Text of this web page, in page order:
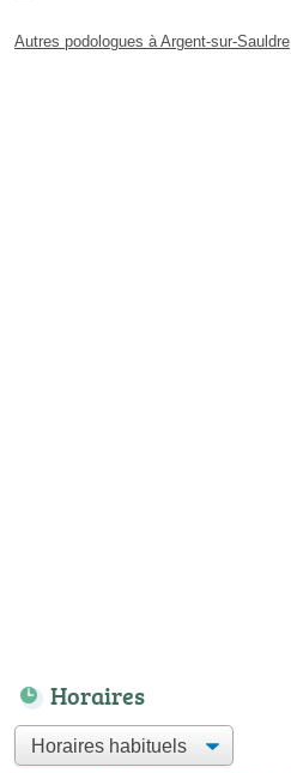
Autres podologues à Argent-sur-Sauldre
Horaires